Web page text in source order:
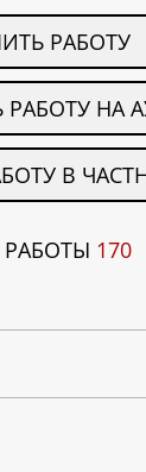
РАБОТУ
НА
В
РАБОТЫ 170